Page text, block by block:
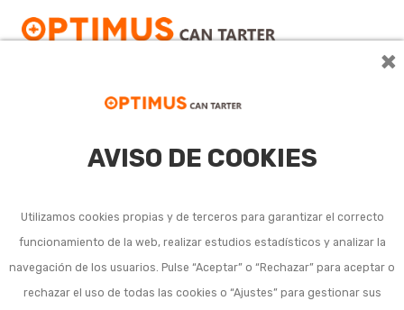
×
AVISO DE COOKIES
Utilizamos cookies propias y de terceros para garantizar el correcto
funcionamiento de la web, realizar estudios estadísticos y analizar la
navegación de los usuarios. Pulse “Aceptar” o “Rechazar” para aceptar o
rechazar el uso de todas las cookies o “Ajustes” para gestionar sus
Ver más
Subcategorias